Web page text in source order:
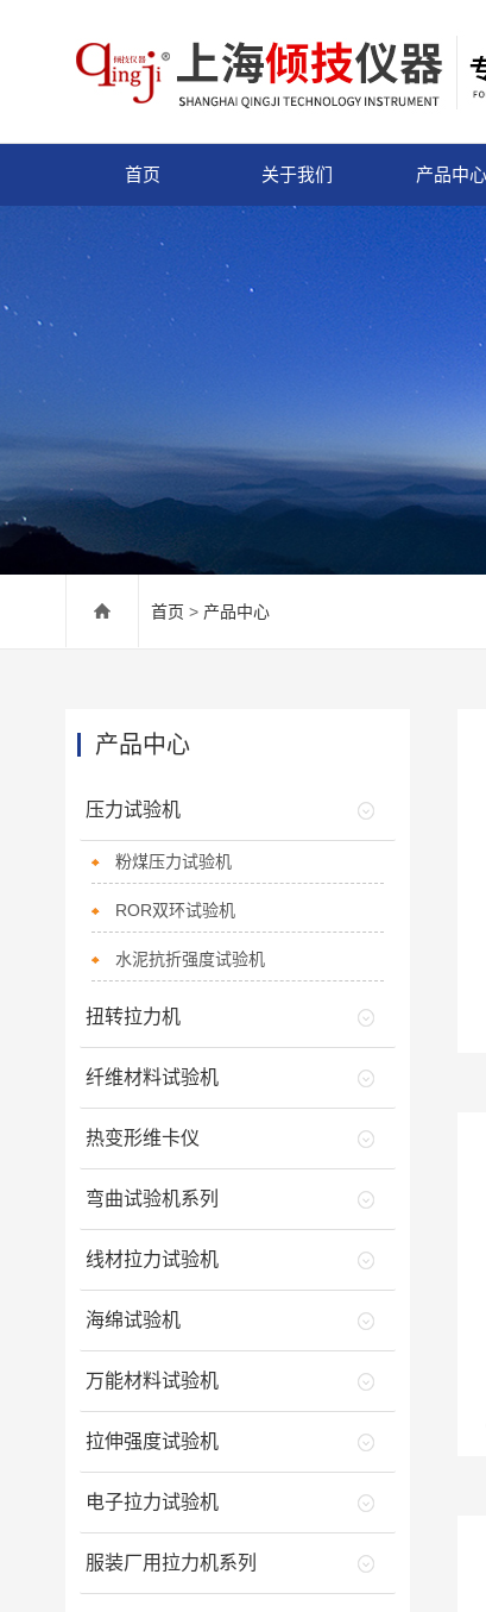
首页 关于我们 产品中心
首页 > 产品中心
产品中心
压力试验机
粉煤压力试验机
ROR双环试验机
水泥抗折强度试验机
扭转拉力机
纤维材料试验机
热变形维卡仪
弯曲试验机系列
线材拉力试验机
海绵试验机
万能材料试验机
拉伸强度试验机
电子拉力试验机
服装厂用拉力机系列